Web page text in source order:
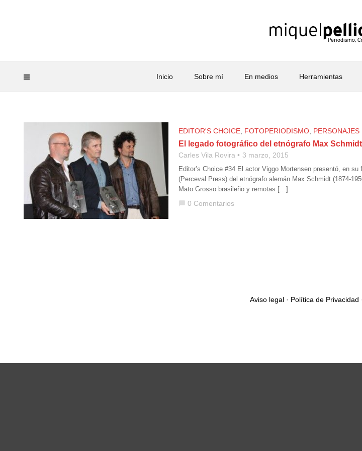
Inicio Sobre mí En medios Herramientas
EDITOR'S CHOICE FOTOPERIODISMO PERSONAJES
El legado fotográfico del etnógrafo Max Schmidt
Carles Vila Rovira 3 marzo, 2015
Editor’s Choice #34 El actor Viggo Mortensen presentó, en
(Perceval Press) del etnógrafo alemán Max Schmidt (1874-
Mato Grosso brasileño y remotas […]
chat_bubble 0 Comentarios
Aviso legal· Política de Privacidad ·